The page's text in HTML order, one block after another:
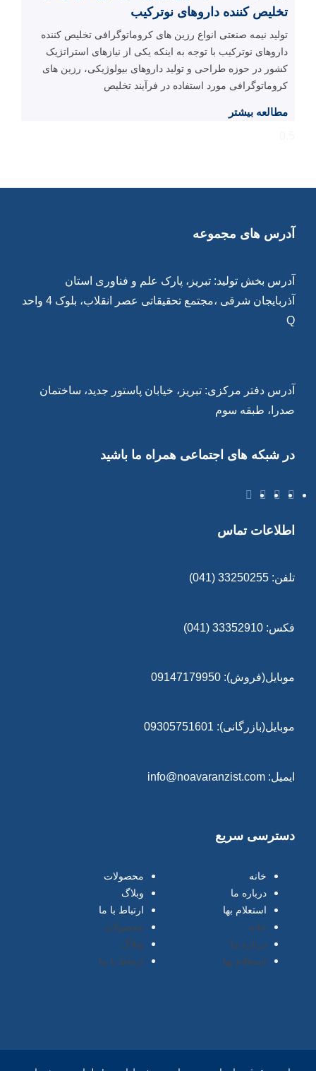
تخلیص کننده داروهای نوترکیب
تولید نیمه صنعتی انواع رزین های کروماتوگرافی تخلیص کننده
داروهای نوترکیب با توجه به اینکه یکی از نیازهای استراتژیک
کشور در حوزه طراحی و تولید داروهای بیولوژیکی، رزین های
کروماتوگرافی مورد استفاده در فرآیند تخلیص
مطالعه بیشتر
آدرس های مجموعه
آدرس بخش تولید: تبریز، پارک علم و فناوری استان
آذربایجان شرقی ،مجتمع تحقیقاتی عصر انقلاب، بلوک 4 واحد
Q
آدرس دفتر مرکزی: تبریز، خیابان پاستور جدید، ساختمان
صدرا، طبقه سوم
در شبکه های اجتماعی همراه ما باشید
اطلاعات تماس
تلفن: 33250255 (041)
فکس: 33352910 (041)
موبایل(فروش): 09147179950
موبایل(بازرگانی): 09305751601
ایمیل: info@noavaranzist.com
دسترسی سریع
خانه
محصولات
درباره ما
وبلاگ
استعلام بها
ارتباط با ما
خانه
محصولات
درباره ما
وبلاگ
استعلام بها
ارتباط با ما